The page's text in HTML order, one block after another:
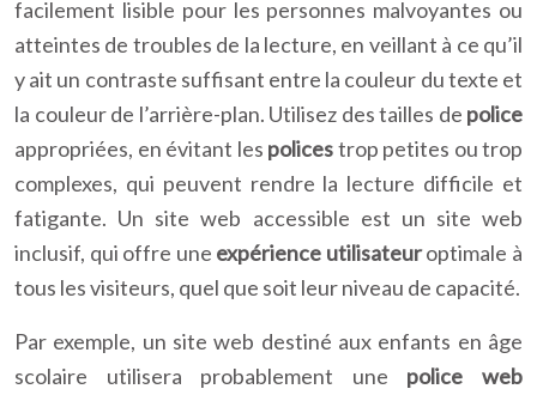
facilement lisible pour les personnes malvoyantes ou
atteintes de troubles de la lecture, en veillant à ce qu’il
y ait un contraste suffisant entre la couleur du texte et
la couleur de l’arrière-plan. Utilisez des tailles de police
appropriées, en évitant les policestrop petites ou trop
complexes, qui peuvent rendre la lecture difficile et
fatigante. Un site web accessible est un site web
inclusif, qui offre une expérience utilisateuroptimale à
tous les visiteurs, quel que soit leur niveau de capacité.
Par exemple, un site web destiné aux enfants en âge
scolaire utilisera probablement une police web